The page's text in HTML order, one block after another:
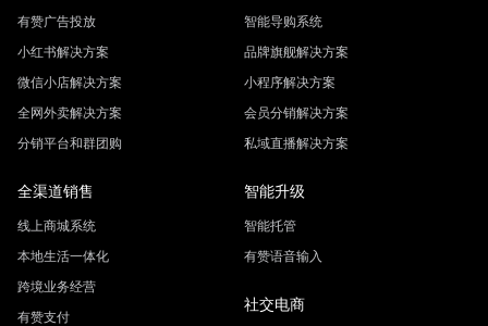
有赞广告投放
小红书解决方案
微信小店解决方案
全网外卖解决方案
分销平台和群团购
智能导购系统
品牌旗舰解决方案
小程序解决方案
会员分销解决方案
私域直播解决方案
全渠道销售
线上商城系统
本地生活一体化
跨境业务经营
有赞支付
智能升级
智能托管
有赞语音输入
社交电商